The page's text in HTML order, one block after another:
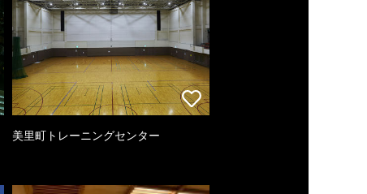
美里町トレーニングセンター